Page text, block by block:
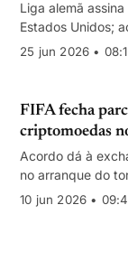
Liga alemã
Estados Unidos;
intelectual
25 jun 2026 •
FIFA fecha
criptomoedas
Acordo dá à
no arranque do
comerciais no
10 jun 2026 •